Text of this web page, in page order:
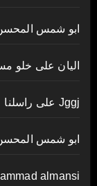
ابو شمس
اليان على خلو
Jggj على راسلنا
ابو شمس
almansi